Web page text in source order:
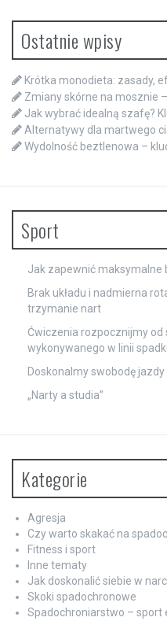
Ostatnie wpisy
Krótka monodieta: zasady,
Zmiany skórne na mosznie
Jak wybrać idealną szafę?
Alternatywy dla martwego
Wydolność beztlenowa –
Sport
Jak zapewnić maksymalne
Brak układu i nadmierna
trzymanie nart
Ćwiczenia rozpocznijmy od
wykonywanego w linii
Doskonalmy swobodę jazdy
„Narty a studia”
Kategorie
Agresja
Czy warto skakać na
Fitness i sport
Inne tematy
Jak doskonalić siebie w
Skoki spadochronowe
Spadochroniarstwo – sport